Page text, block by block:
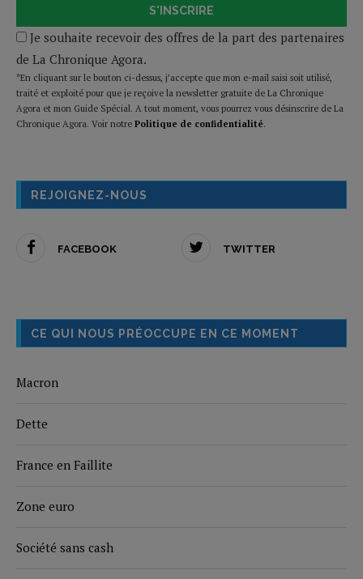
S'INSCRIRE
Je souhaite recevoir des offres de la part des partenaires
de La Chronique Agora.
*En cliquant sur le bouton ci-dessus, j’accepte que mon e-mail saisi soit utilisé,
traité et exploité pour que je reçoive la newsletter gratuite de La Chronique
Agora et mon Guide Spécial. A tout moment, vous pourrez vous désinscrire de La
Chronique Agora. Voir notre Politique de confidentialité.
REJOIGNEZ-NOUS
FACEBOOK TWITTER
CE QUI NOUS PRÉOCCUPE EN CE MOMENT
Macron
Dette
France en Faillite
Zone euro
Société sans cash